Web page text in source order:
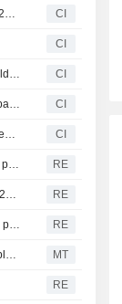
Lakala Payment Co., Ltd. aprueba el reparto de dividendos para el ejercicio 2025 CI
CI
Lakala Payment recibe una propuesta de accionista por parte de Legend Holdings CI
Lakala Payment Co., Ltd. propone el dividendo complementario en efectivo para el ejercicio 2025 CI
Lakala Payment Co., Ltd. presenta sus resultados financieros del primer trimestre finalizado el 31 de marzo de 2026 CI
Lakala Payment anuncia un incremento del 491.0% en su beneficio neto del primer trimestre RE
Lakala Payment anuncia un incremento del 233.3% en su beneficio neto de 2025 RE
Las empresas de pagos chinas se disparan tras el informe sobre el cobro de peajes en yuanes en Ormuz RE
Lakala Payment prevé un aumento de hasta el 242% en su beneficio atribuible para 2025; las acciones se disparan un 20% MT
RE